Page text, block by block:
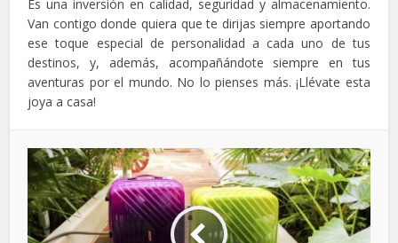
Es una inversión en calidad, seguridad y almacenamiento.
Van contigo donde quiera que te dirijas siempre aportando
ese toque especial de personalidad a cada uno de tus
destinos, y, además, acompañándote siempre en tus
aventuras por el mundo. No lo pienses más. ¡Llévate esta
joya a casa!